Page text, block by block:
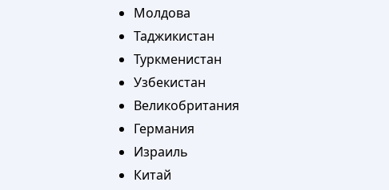
Молдова
Таджикистан
Туркменистан
Узбекистан
Великобритания
Германия
Израиль
Китай